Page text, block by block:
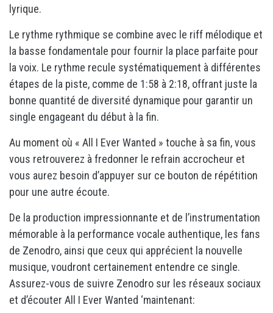
lyrique.
Le rythme rythmique se combine avec le riff mélodique et
la basse fondamentale pour fournir la place parfaite pour
la voix. Le rythme recule systématiquement à différentes
étapes de la piste, comme de 1:58 à 2:18, offrant juste la
bonne quantité de diversité dynamique pour garantir un
single engageant du début à la fin.
Au moment où « All I Ever Wanted » touche à sa fin, vous
vous retrouverez à fredonner le refrain accrocheur et
vous aurez besoin d’appuyer sur ce bouton de répétition
pour une autre écoute.
De la production impressionnante et de l’instrumentation
mémorable à la performance vocale authentique, les fans
de Zenodro, ainsi que ceux qui apprécient la nouvelle
musique, voudront certainement entendre ce single.
Assurez-vous de suivre Zenodro sur les réseaux sociaux
et d’écouter All I Ever Wanted ‘maintenant: